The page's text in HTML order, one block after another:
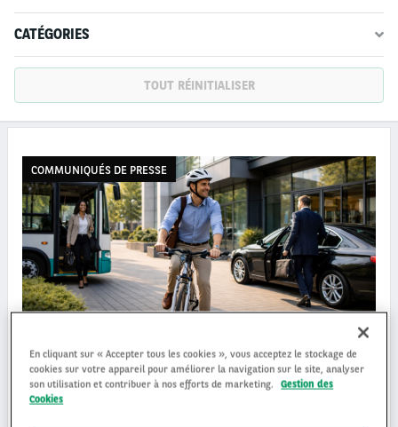
CATÉGORIES
TOUT RÉINITIALISER
COMMUNIQUÉS DE PRESSE
Baromètre des Flottes et de la Mobilité 2026
Baromètre des Flottes et de la Mobilité 2026 : Les gestionnaires de
flottes suisses misent de plus en plus sur la mobilité électrique et les
En cliquant sur « Accepter tous les cookies », vous acceptez le stockage de
cookies sur votre appareil pour améliorer la navigation sur le site, analyser
son utilisation et contribuer à nos efforts de marketing.
Gestion des
Cookies